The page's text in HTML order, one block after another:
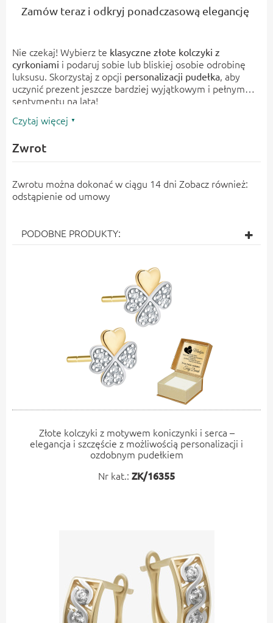
Zamów teraz i odkryj ponadczasową elegancję
Nie czekaj! Wybierz te klasyczne złote kolczyki z
cyrkoniami i podaruj sobie lub bliskiej osobie odrobinę
luksusu. Skorzystaj z opcji personalizacji pudełka, aby
uczynić prezent jeszcze bardziej wyjątkowym i pełnym
sentymentu na lata!
Czytaj więcej
Zwrot
Zwrotu można dokonać w ciągu 14 dni Zobacz również:
odstąpienie od umowy
PODOBNE PRODUKTY:
Złote kolczyki z motywem koniczynki i serca –
elegancja i szczęście z możliwością personalizacji i
ozdobnym pudełkiem
Nr kat.: ZK/16355